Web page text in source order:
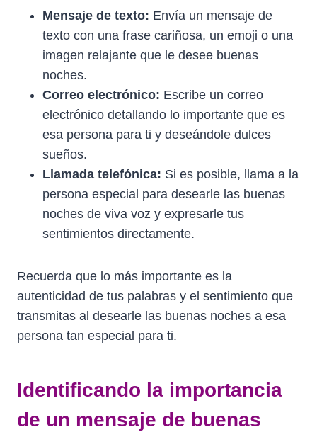
Mensaje de texto: Envía un mensaje de
texto con una frase cariñosa, un emoji o una
imagen relajante que le desee buenas
noches.
Correo electrónico: Escribe un correo
electrónico detallando lo importante que es
esa persona para ti y deseándole dulces
sueños.
Llamada telefónica: Si es posible, llama a la
persona especial para desearle las buenas
noches de viva voz y expresarle tus
sentimientos directamente.
Recuerda que lo más importante es la
autenticidad de tus palabras y el sentimiento que
transmitas al desearle las buenas noches a esa
persona tan especial para ti.
Identificando la importancia
de un mensaje de buenas